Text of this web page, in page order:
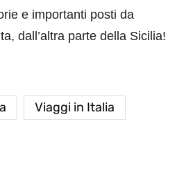
e importanti posti da
dall’altra parte della Sicilia!
Viaggi in Italia